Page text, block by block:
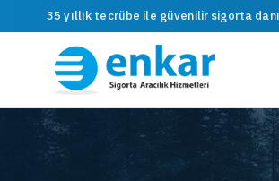
35 yıllık tecrübe ile güvenilir sigorta